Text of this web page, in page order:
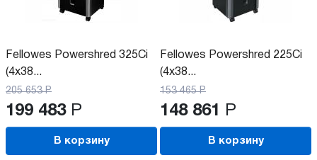
Fellowes Powershred 325Ci
(4x38...
205 653 Р
199 483 Р
В корзину
Fellowes Powershred 225Ci
(4x38...
153 465 Р
148 861 Р
В корзину